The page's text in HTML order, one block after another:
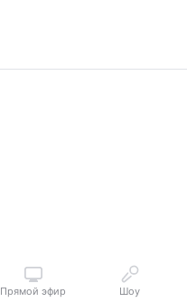
Прямой эфир Шоу